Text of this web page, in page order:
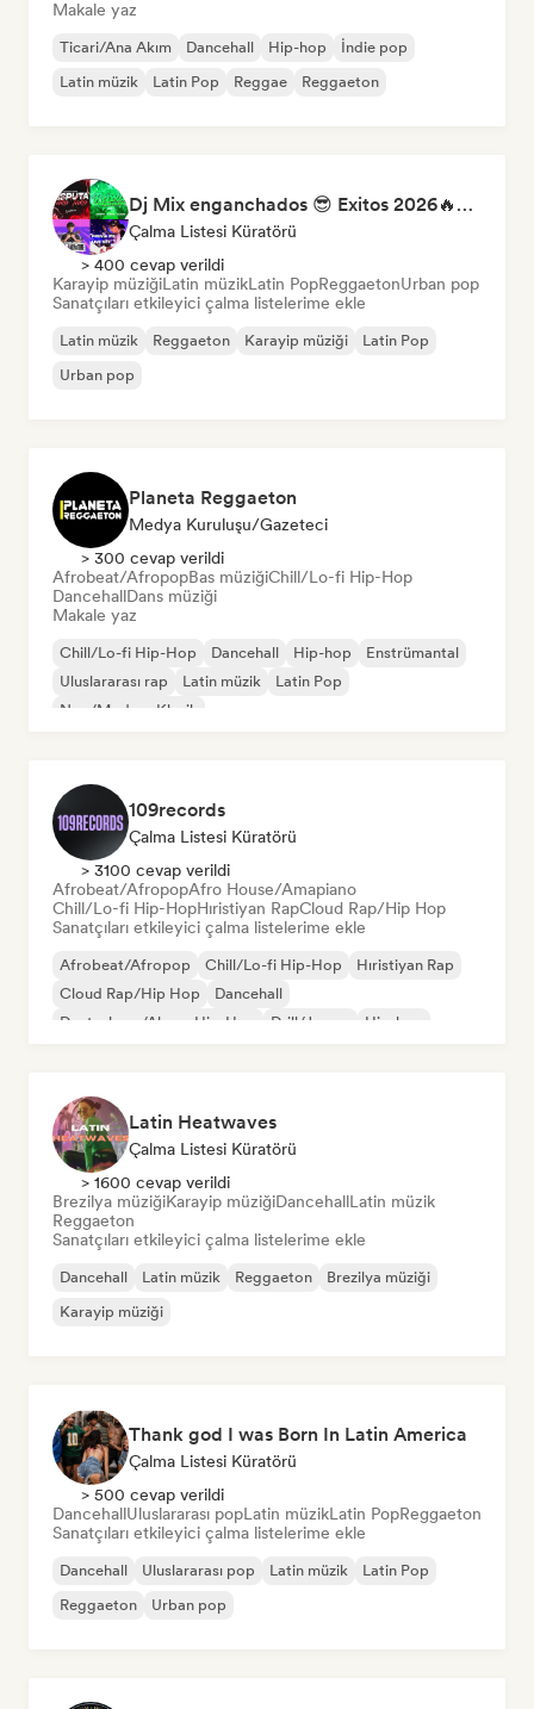
Makale yaz
Ticari/Ana Akım Dancehall Hip-hop
İndie pop
Latin müzik
Latin Pop Reggae Reggaeton
Dj Mix enganchados 😎 Exitos 2026🔥🔥🫦
Çalma Listesi Küratörü
> 400 cevap verildi
Karayip müziğiLatin müzikLatin PopReggaetonUrban pop
Sanatçıları etkileyici çalma listelerime ekle
Latin müzik Reggaeton Karayip müziği
Latin Pop
Urban pop
Planeta Reggaeton
Medya Kuruluşu/Gazeteci
> 300 cevap verildi
Afrobeat/AfropopBas müziğiChill/Lo-fi Hip-Hop
DancehallDans müziği
Makale yaz
Chill/Lo-fi Hip-Hop Dancehall Hip-hop
Enstrümantal
Uluslararası rap
Latin müzik
Latin Pop
Neo/Modern Klasik
109records
Çalma Listesi Küratörü
> 3100 cevap verildi
Afrobeat/AfropopAfro House/Amapiano
Chill/Lo-fi Hip-HopHıristiyan RapCloud Rap/Hip Hop
Sanatçıları etkileyici çalma listelerime ekle
Afrobeat/Afropop Chill/Lo-fi Hip-Hop
Hıristiyan Rap
Cloud Rap/Hip Hop
Dancehall
Deutschrap/Alman Hip-Hop
Drill/Jersey Hip-hop
Latin Heatwaves
Çalma Listesi Küratörü
> 1600 cevap verildi
Brezilya müziğiKarayip müziğiDancehallLatin müzik
Reggaeton
Sanatçıları etkileyici çalma listelerime ekle
Dancehall Latin müzik Reggaeton
Brezilya müziği
Karayip müziği
Thank god I was Born In Latin America
Çalma Listesi Küratörü
> 500 cevap verildi
DancehallUluslararası popLatin müzikLatin PopReggaeton
Sanatçıları etkileyici çalma listelerime ekle
Dancehall Uluslararası pop Latin müzik
Latin Pop
Reggaeton
Urban pop